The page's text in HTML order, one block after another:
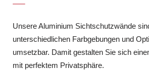
Unsere Aluminium Sichtschutzwände
unterschiedlichen Farbgebungen und
umsetzbar. Damit gestalten Sie sich
mit perfektem Privatsphäre.